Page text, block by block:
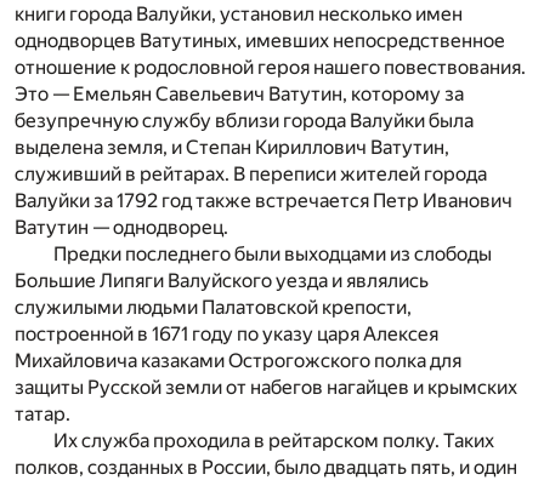
книги города Валуйки, установил несколько имен
однодворцев Ватутиных, имевших непосредственное
отношение к родословной героя нашего повествования.
Это — Емельян Савельевич Ватутин, которому за
безупречную службу вблизи города Валуйки была
выделена земля, и Степан Кириллович Ватутин,
служивший в рейтарах. В переписи жителей города
Валуйки за 1792 год также встречается Петр Иванович
Ватутин — однодворец.
Предки последнего были выходцами из слободы
Большие Липяги Валуйского уезда и являлись
служилыми людьми Палатовской крепости,
построенной в 1671 году по указу царя Алексея
Михайловича казаками Острогожского полка для
защиты Русской земли от набегов нагайцев и крымских
татар.
Их служба проходила в рейтарском полку. Таких
полков, созданных в России, было двадцать пять, и один